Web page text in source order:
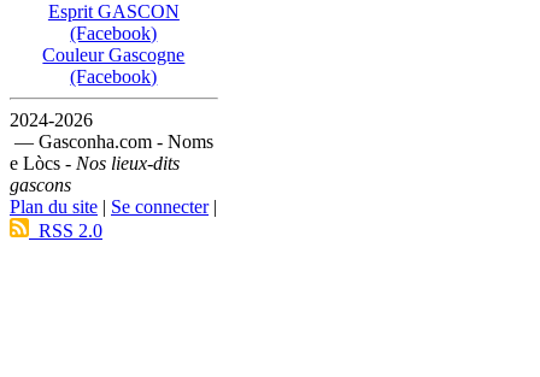
Esprit GASCON
(Facebook)
Couleur Gascogne
(Facebook)
2024-2026
— Gasconha.com - Noms
e Lòcs - Nos lieux-dits
gascons
Plan du site | Se connecter|
RSS 2.0